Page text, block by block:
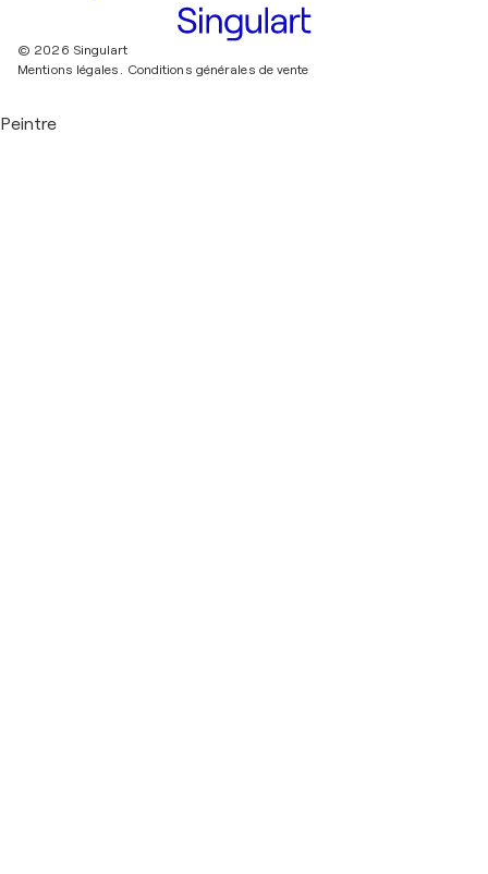
© 2026 Singulart
Mentions légales. Conditions générales de vente
Peintre